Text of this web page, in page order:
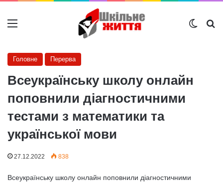
Меню
Головне Перерва
Всеукраїнську школу онлайн
поповнили діагностичними
тестами з математики та
української мови
27.12.2022 838
Всеукраїнську школу онлайн поповнили діагностичними